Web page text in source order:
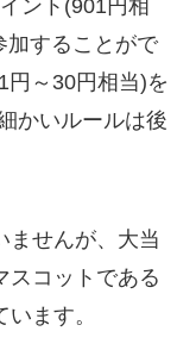
ント(901円相
加することがで
円～30円相当)を
かいルールは後
ませんが、大当
スコットである
ます。